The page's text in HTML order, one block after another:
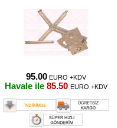
95.00 EURO +KDV
Havale ile 85.50 EURO +KDV